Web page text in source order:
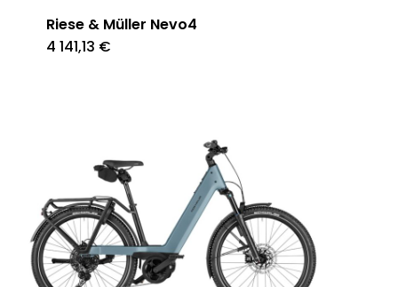
Riese & Müller Nevo4
4 141,13 €